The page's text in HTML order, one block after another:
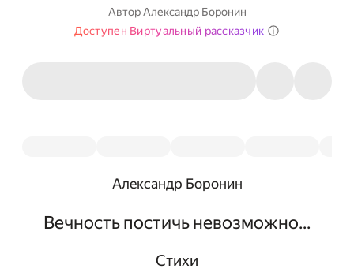
Автор Александр Боронин
Доступен Виртуальный рассказчик
Александр Боронин
Вечность постичь невозможно...
Cтихи